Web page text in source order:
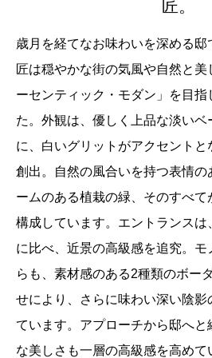
匠。
歳月を経てなお味わいを深める
匠は穏やかな街の気風や自然と
ーセンティック・モダン」を目指
た。外観は、優しく上品な淡いベ
に、白いグリットがアクセント
創出。自然の風合いを持つ表情の
ームのある植栽の緑、そのすべ
構成しています。エントランス
に比べ、近景の高級感を追究。
らも、素材感のある2種類のボー
せにより、さらに味わい深い陰影
ています。アプローチから邸へと
な美しさも一層の高級感を高めて